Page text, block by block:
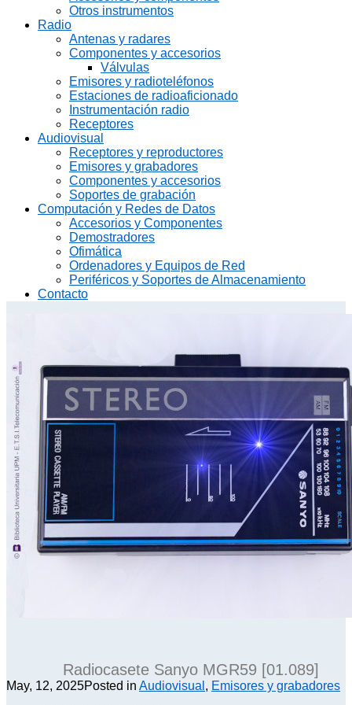
Otros instrumentos
Radio
Antenas y radares
Componentes y accesorios
Válvulas
Emisores y radioteléfonos
Estaciones de radioaficionado
Instrumentación radio
Receptores
Audiovisual
Receptores y reproductores
Emisores y grabadores
Componentes y accesorios
Soportes de grabación
Computación y Redes de Datos
Accesorios y Componentes
Demostradores
Ofimática
Ordenadores y Equipos de Red
Periféricos y Soportes de Almacenamiento
Contacto
Radiocasete Sanyo MGR59 [01.089]
May, 12, 2025Posted in Audiovisual , Emisores y grabadores